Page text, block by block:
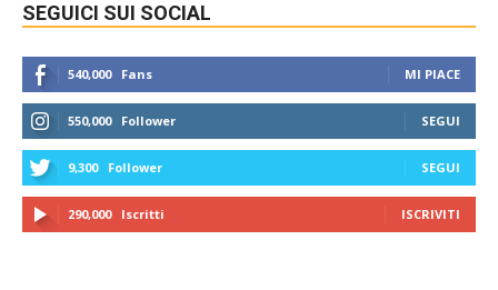
SEGUICI SUI SOCIAL
540,000 Fans MI PIACE
550,000 Follower SEGUI
9,300 Follower SEGUI
290,000 Iscritti ISCRIVITI